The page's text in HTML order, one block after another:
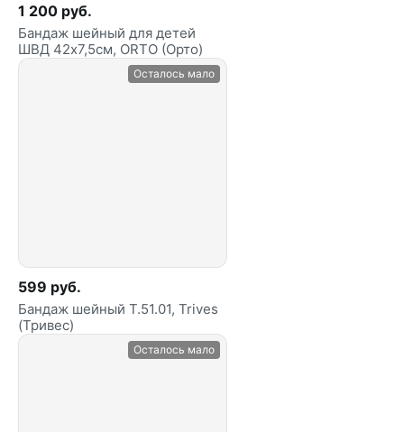
1 200 руб.
Бандаж шейный для детей
ШВД 42х7,5см, ORTO (Орто)
Осталось мало
599 руб.
Бандаж шейный Т.51.01, Trives
(Тривес)
Осталось мало